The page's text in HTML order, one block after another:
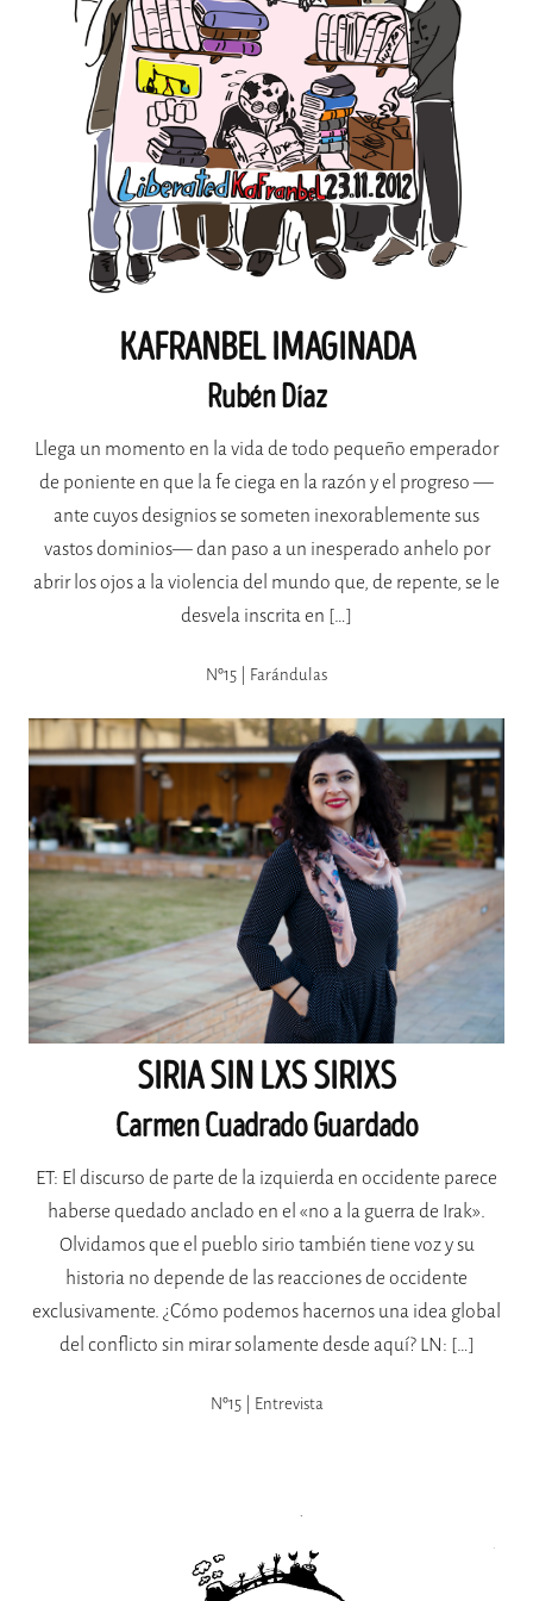
KAFRANBEL IMAGINADA
Rubén Díaz
Llega un momento en la vida de todo pequeño emperador
de poniente en que la fe ciega en la razón y el progreso —
ante cuyos designios se someten inexorablemente sus
vastos dominios— dan paso a un inesperado anhelo por
abrir los ojos a la violencia del mundo que, de repente, se le
desvela inscrita en […]
Nº15 | Farándulas
SIRIA SIN LXS SIRIXS
Carmen Cuadrado Guardado
ET: El discurso de parte de la izquierda en occidente parece
haberse quedado anclado en el «no a la guerra de Irak».
Olvidamos que el pueblo sirio también tiene voz y su
historia no depende de las reacciones de occidente
exclusivamente. ¿Cómo podemos hacernos una idea global
del conflicto sin mirar solamente desde aquí? LN: […]
Nº15 | Entrevista